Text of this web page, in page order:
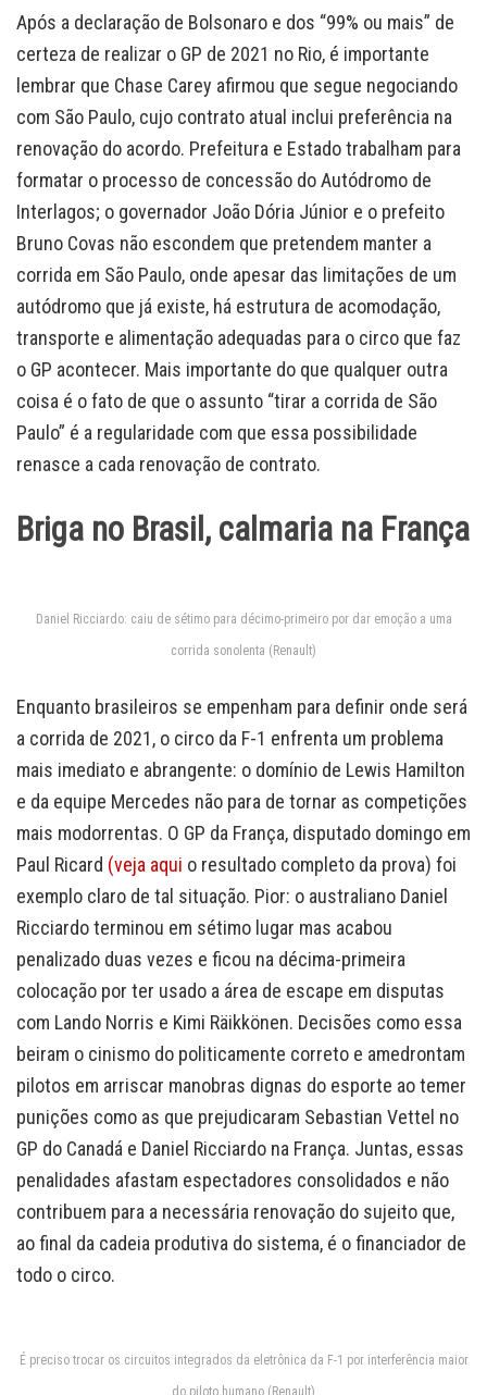
Após a declaração de Bolsonaro e dos “99% ou mais” de
certeza de realizar o GP de 2021 no Rio, é importante
lembrar que Chase Carey afirmou que segue negociando
com São Paulo, cujo contrato atual inclui preferência na
renovação do acordo. Prefeitura e Estado trabalham para
formatar o processo de concessão do Autódromo de
Interlagos; o governador João Dória Júnior e o prefeito
Bruno Covas não escondem que pretendem manter a
corrida em São Paulo, onde apesar das limitações de um
autódromo que já existe, há estrutura de acomodação,
transporte e alimentação adequadas para o circo que faz
o GP acontecer. Mais importante do que qualquer outra
coisa é o fato de que o assunto “tirar a corrida de São
Paulo” é a regularidade com que essa possibilidade
renasce a cada renovação de contrato.
Briga no Brasil, calmaria na França
Daniel Ricciardo: caiu de sétimo para décimo-primeiro por dar emoção a uma
corrida sonolenta (Renault)
Enquanto brasileiros se empenham para definir onde será
a corrida de 2021, o circo da F-1 enfrenta um problema
mais imediato e abrangente: o domínio de Lewis Hamilton
e da equipe Mercedes não para de tornar as competições
mais modorrentas. O GP da França, disputado domingo em
Paul Ricard (veja aqui o resultado completo da prova) foi
exemplo claro de tal situação. Pior: o australiano Daniel
Ricciardo terminou em sétimo lugar mas acabou
penalizado duas vezes e ficou na décima-primeira
colocação por ter usado a área de escape em disputas
com Lando Norris e Kimi Räikkönen. Decisões como essa
beiram o cinismo do politicamente correto e amedrontam
pilotos em arriscar manobras dignas do esporte ao temer
punições como as que prejudicaram Sebastian Vettel no
GP do Canadá e Daniel Ricciardo na França. Juntas, essas
penalidades afastam espectadores consolidados e não
contribuem para a necessária renovação do sujeito que,
ao final da cadeia produtiva do sistema, é o financiador de
todo o circo.
É preciso trocar os circuitos integrados da eletrônica da F-1 por interferência maior
do piloto humano (Renault)